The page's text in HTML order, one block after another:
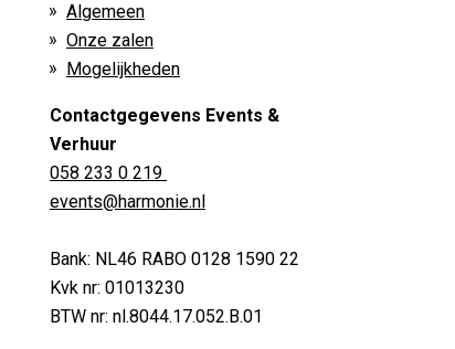
Algemeen
Onze zalen
Mogelijkheden
Contactgegevens Events &
Verhuur
058 233 0 219
events@harmonie.nl
Bank: NL46 RABO 0128 1590 22
Kvk nr: 01013230
BTW nr: nl.8044.17.052.B.01